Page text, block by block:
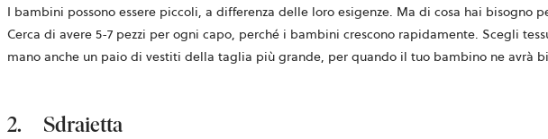
I bambini possono essere piccoli, a differenza delle loro esigenze. Ma di cosa hai
Cerca di avere 5-7 pezzi per ogni capo, perché i bambini crescono rapidamente. Scegli
mano anche un paio di vestiti della taglia più grande, per quando il tuo bambino ne avrà
2. Sdraietta